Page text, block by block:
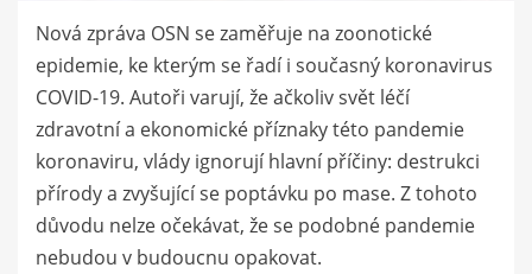
Nová zpráva OSN se zaměřuje na zoonotické
epidemie, ke kterým se řadí i současný koronavirus
COVID-19. Autoři varují, že ačkoliv svět léčí
zdravotní a ekonomické příznaky této pandemie
koronaviru, vlády ignorují hlavní příčiny: destrukci
přírody a zvyšující se poptávku po mase. Z tohoto
důvodu nelze očekávat, že se podobné pandemie
nebudou v budoucnu opakovat.